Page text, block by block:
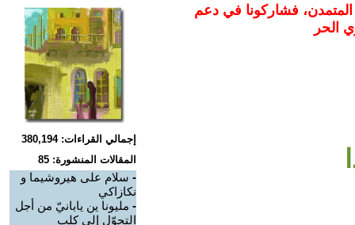
المتمدن، فشاركونا في دعم
الحر
إجمالي القراءات: 380,194
المقالات المنشورة: 85
- سلام على هيروشيما و
نكازاكي
- مليونا ين يابانيّ من أجل
التحوّل إلى كلب